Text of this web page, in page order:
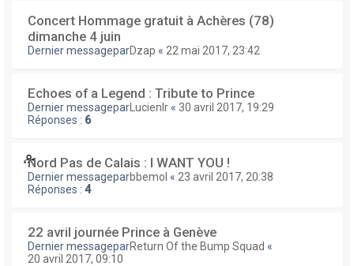
Concert Hommage gratuit à Achères (78)
dimanche 4 juin
Dernier messageparDzap « 22 mai 2017, 23:42
Echoes of a Legend : Tribute to Prince
Dernier messagepar Lucienlr « 30 avril 2017, 19:29
Réponses : 6
Nord Pas de Calais : I WANT YOU !
Dernier messageparbbemol « 23 avril 2017, 20:38
Réponses : 4
22 avril journée Prince à Genève
Dernier messageparReturn Of the Bump Squad «
20 avril 2017, 09:10